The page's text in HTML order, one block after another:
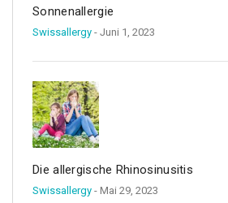
Sonnenallergie
Swissallergy - Juni 1, 2023
Die allergische Rhinosinusitis
Swissallergy - Mai 29, 2023